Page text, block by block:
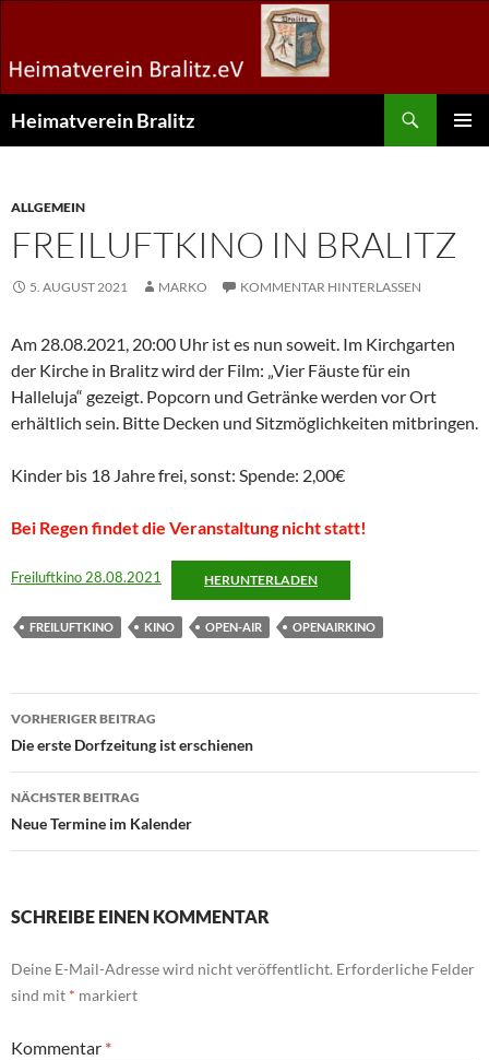
springen
Heimatverein Bralitz
ALLGEMEIN
FREILUFTKINO IN BRALITZ
5. AUGUST 2021 MARKO KOMMENTAR HINTERLASSEN
Am 28.08.2021, 20:00 Uhr ist es nun soweit. Im Kirchgarten
der Kirche in Bralitz wird der Film: „Vier Fäuste für ein
Halleluja“ gezeigt. Popcorn und Getränke werden vor Ort
erhältlich sein. Bitte Decken und Sitzmöglichkeiten mitbringen.
Kinder bis 18 Jahre frei, sonst: Spende: 2,00€
Bei Regen findet die Veranstaltung nicht statt!
Freiluftkino 28.08.2021 HERUNTERLADEN
FREILUFTKINO KINO OPEN-AIR OPENAIRKINO
Beitragsnavigation
VORHERIGER BEITRAG
Die erste Dorfzeitung ist erschienen
NÄCHSTER BEITRAG
Neue Termine im Kalender
SCHREIBE EINEN KOMMENTAR
Deine E-Mail-Adresse wird nicht veröffentlicht. Erforderliche Felder
sind mit * markiert
Kommentar *